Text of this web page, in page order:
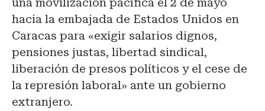
una movilización pacífica el 2 de mayo
hacia la embajada de Estados Unidos en
Caracas para «exigir salarios dignos,
pensiones justas, libertad sindical,
liberación de presos políticos y el cese de
la represión laboral» ante un gobierno
extranjero.